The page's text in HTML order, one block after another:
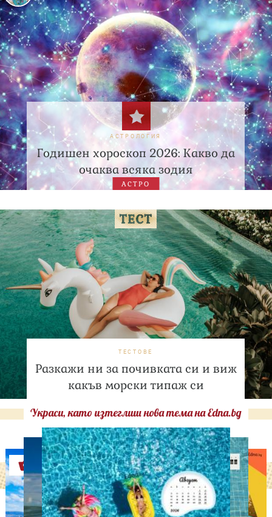
АСТРОЛОГИЯ
Годишен хороскоп 2026: Какво да
очаква всяка зодия
АСТРО
ТЕСТОВЕ
Разкажи ни за почивката си и виж
какъв морски типаж си
Украси, като изтеглиш нова тема на Edna.bg
Оферти
ИЗВЕСТНИ